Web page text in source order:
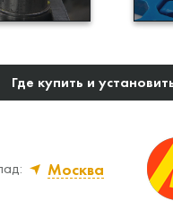
Где купить и
Москва